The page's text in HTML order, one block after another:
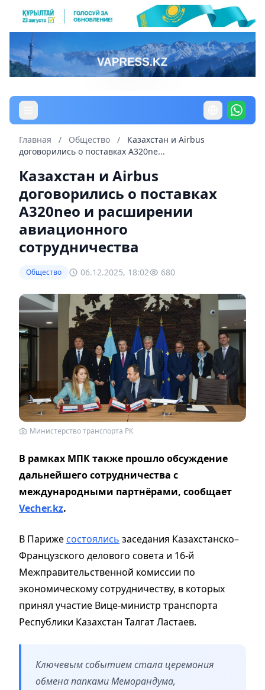
Главная / Общество /
Казахстан и Airbus
договорились о поставках A320ne...
Казахстан и Airbus
договорились о поставках
A320neo и расширении
авиационного
сотрудничества
Общество 06.12.2025, 18:02 680
Министерство транспорта РК
В рамках МПК также прошло обсуждение
дальнейшего сотрудничества с
международными партнёрами, сообщает
Vecher.kz.
В Париже состоялись заседания Казахстанско–
Французского делового совета и 16-й
Межправительственной комиссии по
экономическому сотрудничеству, в которых
принял участие Вице-министр транспорта
Республики Казахстан Талгат Ластаев.
Ключевым событием стала церемония
обмена папками Меморандума,